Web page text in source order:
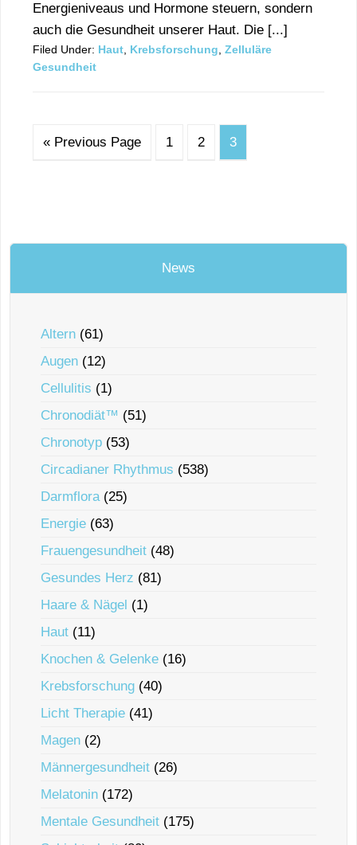
Energieniveaus und Hormone steuern, sondern
auch die Gesundheit unserer Haut. Die [...]
Filed Under: Haut Krebsforschung Zelluläre
Gesundheit
« Previous Page 1 2 3
News
Altern (61)
Augen (12)
Cellulitis (1)
Chronodiät™ (51)
Chronotyp (53)
Circadianer Rhythmus (538)
Darmflora(25)
Energie (63)
Frauengesundheit (48)
Gesundes Herz (81)
Haare & Nägel (1)
Haut (11)
Knochen & Gelenke (16)
Krebsforschung (40)
Licht Therapie (41)
Magen (2)
Männergesundheit (26)
Melatonin (172)
Mentale Gesundheit (175)